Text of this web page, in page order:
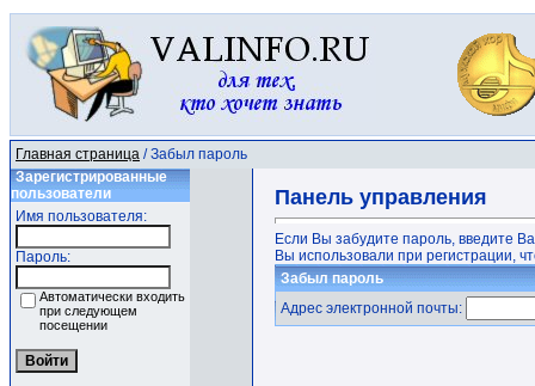
Главная страница / Забыл пароль
Зарегистрированные
пользователи
Имя пользователя:
Пароль:
Автоматически входить
при следующем
посещении
Панель управления
Если Вы забудите пароль, введите
Вы использовали при регистрации,
Забыл пароль
Адрес электронной почты: